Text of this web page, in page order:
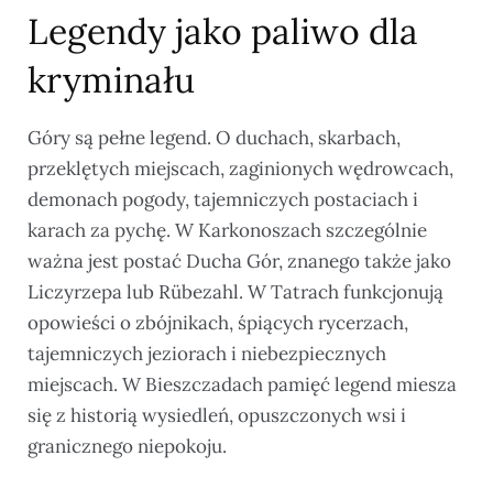
Legendy jako paliwo dla
kryminału
Góry są pełne legend. O duchach, skarbach,
przeklętych miejscach, zaginionych wędrowcach,
demonach pogody, tajemniczych postaciach i
karach za pychę. W Karkonoszach szczególnie
ważna jest postać Ducha Gór, znanego także jako
Liczyrzepa lub Rübezahl. W Tatrach funkcjonują
opowieści o zbójnikach, śpiących rycerzach,
tajemniczych jeziorach i niebezpiecznych
miejscach. W Bieszczadach pamięć legend miesza
się z historią wysiedleń, opuszczonych wsi i
granicznego niepokoju.